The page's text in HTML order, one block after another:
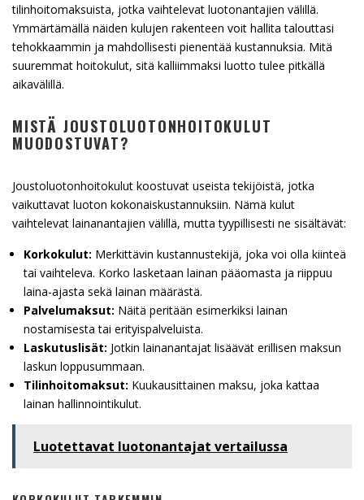
tilinhoitomaksuista, jotka vaihtelevat luotonantajien välillä.
Ymmärtämällä näiden kulujen rakenteen voit hallita talouttasi
tehokkaammin ja mahdollisesti pienentää kustannuksia. Mitä
suuremmat hoitokulut, sitä kalliimmaksi luotto tulee pitkällä
aikavälillä.
MISTÄ JOUSTOLUOTONHOITOKULUT
MUODOSTUVAT?
Joustoluotonhoitokulut koostuvat useista tekijöistä, jotka
vaikuttavat luoton kokonaiskustannuksiin. Nämä kulut
vaihtelevat lainanantajien välillä, mutta tyypillisesti ne sisältävät:
Korkokulut: Merkittävin kustannustekijä, joka voi olla kiinteä
tai vaihteleva. Korko lasketaan lainan pääomasta ja riippuu
laina-ajasta sekä lainan määrästä.
Palvelumaksut: Näitä peritään esimerkiksi lainan
nostamisesta tai erityispalveluista.
Laskutuslisät: Jotkin lainanantajat lisäävät erillisen maksun
laskun loppusummaan.
Tilinhoitomaksut: Kuukausittainen maksu, joka kattaa
lainan hallinnointikulut.
Luotettavat luotonantajat vertailussa